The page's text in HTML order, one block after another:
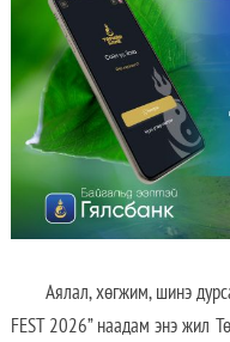
Аялал, хөгжим, шинэ
FEST 2026” наадам энэ жил